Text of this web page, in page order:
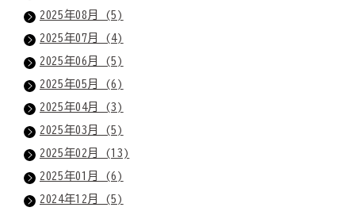
2025年08月 (5)
2025年07月 (4)
2025年06月 (5)
2025年05月 (6)
2025年04月 (3)
2025年03月 (5)
2025年02月 (13)
2025年01月 (6)
2024年12月 (5)